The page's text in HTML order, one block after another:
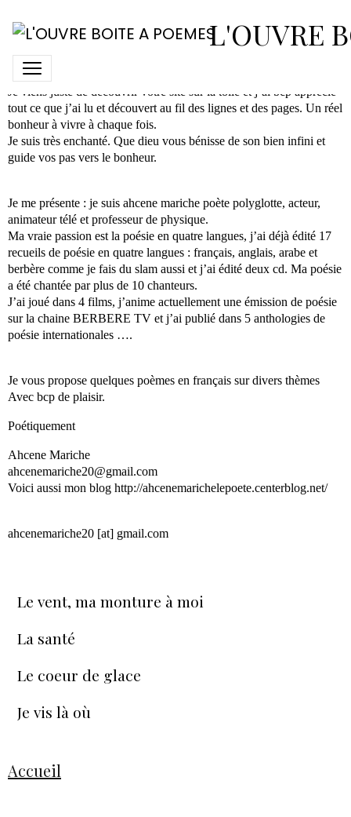
L'OUVRE
Ahcene Mariche
Je viens juste de découvrir votre site sur la toile et j’ai bcp apprécié
tout ce que j’ai lu et découvert au fil des lignes et des pages. Un réel
bonheur à vivre à chaque fois.
Je suis très enchanté. Que dieu vous bénisse de son bien infini et
guide vos pas vers le bonheur.
Je me présente : je suis ahcene mariche poète polyglotte, acteur,
animateur télé et professeur de physique.
Ma vraie passion est la poésie en quatre langues, j’ai déjà édité 17
recueils de poésie en quatre langues : français, anglais, arabe et
berbère comme je fais du slam aussi et j’ai édité deux cd. Ma poésie
a été chantée par plus de 10 chanteurs.
J’ai joué dans 4 films, j’anime actuellement une émission de poésie
sur la chaine BERBERE TV et j’ai publié dans 5 anthologies de
poésie internationales ….
Je vous propose quelques poèmes en français sur divers thèmes
Avec bcp de plaisir.
Poétiquement
Ahcene Mariche
ahcenemariche20@gmail.com
Voici aussi mon blog http://ahcenemarichelepoete.centerblog.net/
ahcenemariche20 [at] gmail.com
Le vent, ma monture à moi
La santé
Le coeur de glace
Je vis là où
Accueil